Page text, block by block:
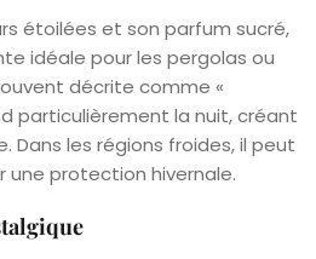
étoilées et son parfum sucré,
idéale pour les pergolas ou
décrite comme «
particulièrement la nuit, créant
Dans les régions froides, il peut
protection hivernale.